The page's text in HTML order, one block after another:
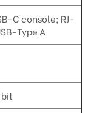
C console; RJ-
Type A